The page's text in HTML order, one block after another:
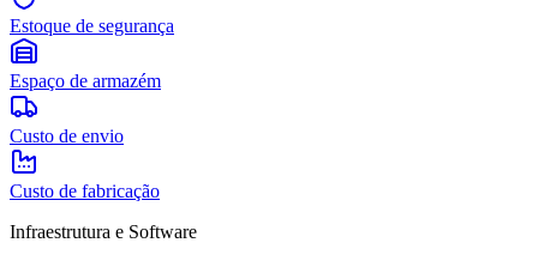
Estoque de segurança
Espaço de armazém
Custo de envio
Custo de fabricação
Infraestrutura e Software